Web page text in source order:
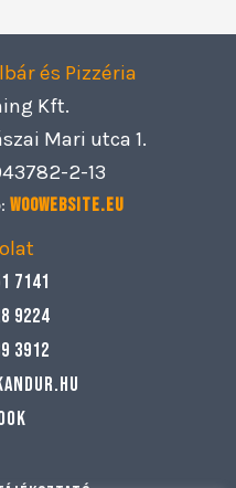
és Pizzéria
Kft.
Mari utca 1.
2-13
Woowebsite.eu
7141
9224
3912